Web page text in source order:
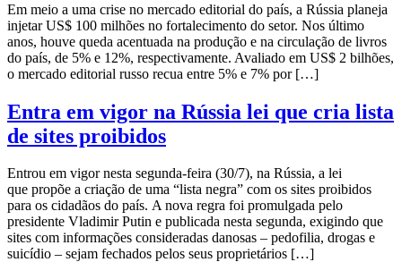
Em meio a uma crise no mercado editorial do país, a Rússia planeja
injetar US$ 100 milhões no fortalecimento do setor. Nos último
anos, houve queda acentuada na produção e na circulação de livros
do país, de 5% e 12%, respectivamente. Avaliado em US$ 2 bilhões,
o mercado editorial russo recua entre 5% e 7% por […]
Entra em vigor na Rússia lei que cria lista
de sites proibidos
Entrou em vigor nesta segunda-feira (30/7), na Rússia, a lei
que propõe a criação de uma “lista negra” com os sites proibidos
para os cidadãos do país. A nova regra foi promulgada pelo
presidente Vladimir Putin e publicada nesta segunda, exigindo que
sites com informações consideradas danosas – pedofilia, drogas e
suicídio – sejam fechados pelos seus proprietários […]